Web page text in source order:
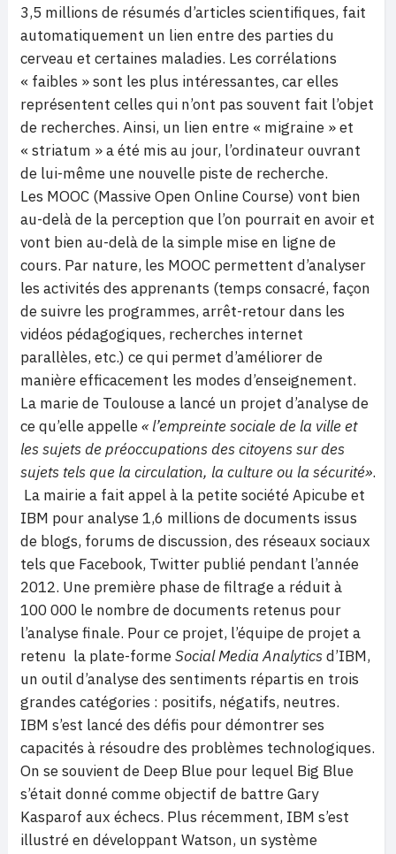
3,5 millions de résumés d’articles scientifiques, fait
automatiquement un lien entre des parties du
cerveau et certaines maladies. Les corrélations
« faibles » sont les plus intéressantes, car elles
représentent celles qui n’ont pas souvent fait l’objet
de recherches. Ainsi, un lien entre « migraine » et
« striatum » a été mis au jour, l’ordinateur ouvrant
de lui-même une nouvelle piste de recherche.
Les MOOC (Massive Open Online Course) vont bien
au-delà de la perception que l’on pourrait en avoir et
vont bien au-delà de la simple mise en ligne de
cours. Par nature, les MOOC permettent d’analyser
les activités des apprenants (temps consacré, façon
de suivre les programmes, arrêt-retour dans les
vidéos pédagogiques, recherches internet
parallèles, etc.) ce qui permet d’améliorer de
manière efficacement les modes d’enseignement.
La marie de Toulouse a lancé un projet d’analyse de
ce qu’elle appelle« l’empreinte sociale de la ville et
les sujets de préoccupations des citoyens sur des
sujets tels que la circulation, la culture ou la sécurité».
La mairie a fait appel à la petite société Apicube et
IBM pour analyse 1,6 millions de documents issus
de blogs, forums de discussion, des réseaux sociaux
tels que Facebook, Twitter publié pendant l’année
2012. Une première phase de filtrage a réduit à
100 000 le nombre de documents retenus pour
l’analyse finale. Pour ce projet, l’équipe de projet a
retenu la plate-formeSocial Media Analyticsd’IBM,
un outil d’analyse des sentiments répartis en trois
grandes catégories : positifs, négatifs, neutres.
IBM s’est lancé des défis pour démontrer ses
capacités à résoudre des problèmes technologiques.
On se souvient de Deep Blue pour lequel Big Blue
s’était donné comme objectif de battre Gary
Kasparof aux échecs. Plus récemment, IBM s’est
illustré en développant Watson, un système